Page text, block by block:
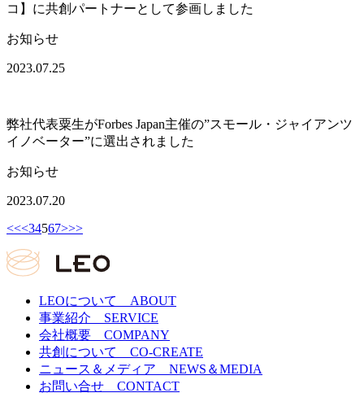
コ】に共創パートナーとして参画しました
お知らせ
2023.07.25
弊社代表粟生がForbes Japan主催の”スモール・ジャイアンツ
イノベーター”に選出されました
お知らせ
2023.07.20
<<<34567>>>
LEOについて ABOUT
事業紹介 SERVICE
会社概要 COMPANY
共創について CO-CREATE
ニュース＆メディア NEWS＆MEDIA
お問い合せ CONTACT